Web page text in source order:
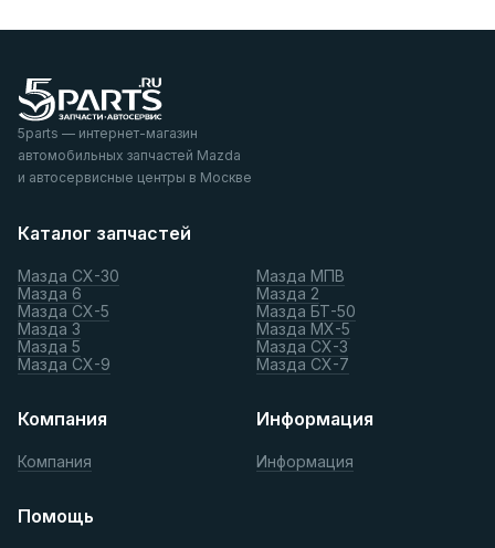
5parts — интернет-магазин
автомобильных запчастей Mazda
и автосервисные центры в Москве
Каталог запчастей
Мазда СХ-30
Мазда 6
Мазда СХ-5
Мазда 3
Мазда 5
Мазда СХ-9
Мазда МПВ
Мазда 2
Мазда БТ-50
Мазда МХ-5
Мазда СХ-3
Мазда СХ-7
Компания
Компания
Информация
Информация
Помощь